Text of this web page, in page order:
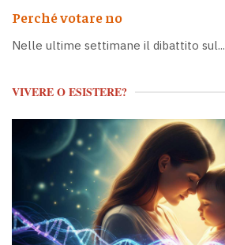
Perché votare no
Nelle ultime settimane il dibattito sul...
VIVERE O ESISTERE?